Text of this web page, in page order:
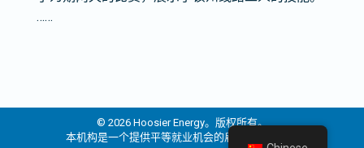
……
© 2026 Hoosier Energy。版权所有。
本机构是一个提供平等就业机会的雇主和提供者。